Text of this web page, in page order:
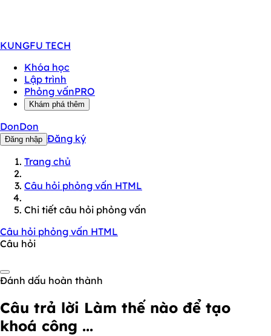
KUNGFU TECH
Khóa học
Lập trình
Phỏng vấnPRO
Khám phá thêm
DonDon
Đăng nhập Đăng ký
Trang chủ
Câu hỏi phỏng vấn HTML
Chi tiết câu hỏi phỏng vấn
Câu hỏi phỏng vấn HTML
Câu hỏi
Đánh dấu hoàn thành
Câu trả lời Làm thế nào để tạo
khoá công ...